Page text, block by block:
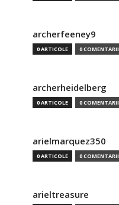
archerfeeney9
0 ARTICOLE 0 COMENTARII
archerheidelberg
0 ARTICOLE 0 COMENTARII
arielmarquez350
0 ARTICOLE 0 COMENTARII
arieltreasure